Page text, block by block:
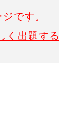
です。
く出題す